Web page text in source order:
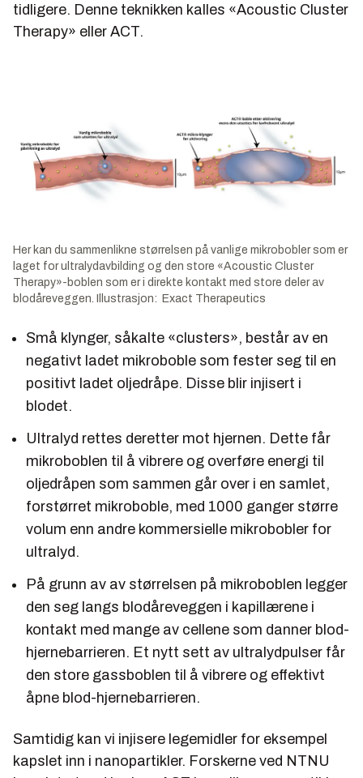
tidligere. Denne teknikken kalles «Acoustic Cluster
Therapy» eller ACT.
Her kan du sammenlikne størrelsen på vanlige mikrobobler som er
laget for ultralydavbilding og den store «Acoustic Cluster
Therapy»-boblen som er i direkte kontakt med store deler av
blodåreveggen. Illustrasjon: Exact Therapeutics
Små klynger, såkalte «clusters», består av en
negativt ladet mikroboble som fester seg til en
positivt ladet oljedråpe. Disse blir injisert i
blodet.
Ultralyd rettes deretter mot hjernen. Dette får
mikroboblen til å vibrere og overføre energi til
oljedråpen som sammen går over i en samlet,
forstørret mikroboble, med 1000 ganger større
volum enn andre kommersielle mikrobobler for
ultralyd.
På grunn av av størrelsen på mikroboblen legger
den seg langs blodåreveggen i kapillærene i
kontakt med mange av cellene som danner blod-
hjernebarrieren. Et nytt sett av ultralydpulser får
den store gassboblen til å vibrere og effektivt
åpne blod-hjernebarrieren.
Samtidig kan vi injisere legemidler for eksempel
kapslet inn i nanopartikler. Forskerne ved NTNU